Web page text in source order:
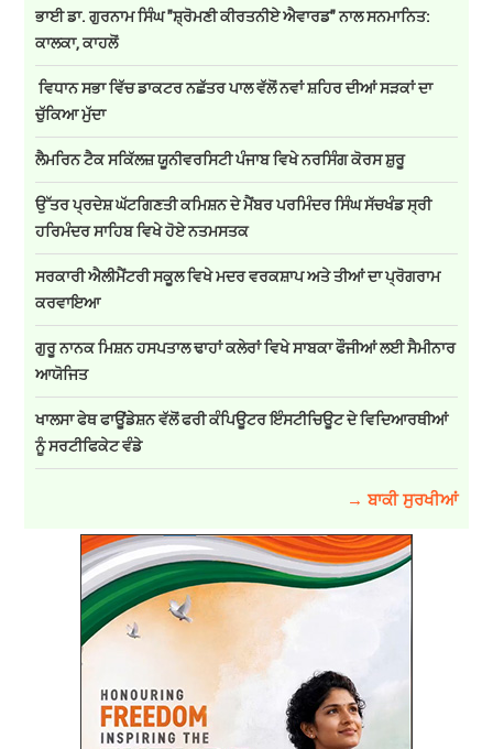
ਭਾਈ ਡਾ. ਗੁਰਨਾਮ ਸਿੰਘ "ਸ਼੍ਰੋਮਣੀ ਕੀਰਤਨੀਏ ਐਵਾਰਡ" ਨਾਲ ਸਨਮਾਨਿਤ:
ਕਾਲਕਾ, ਕਾਹਲੋਂ
ਵਿਧਾਨ ਸਭਾ ਵਿੱਚ ਡਾਕਟਰ ਨਛੱਤਰ ਪਾਲ ਵੱਲੋਂ ਨਵਾਂ ਸ਼ਹਿਰ ਦੀਆਂ ਸੜਕਾਂ ਦਾ
ਚੁੱਕਿਆ ਮੁੱਦਾ
ਲੈਮਰਿਨ ਟੈਕ ਸਕਿੱਲਜ਼ ਯੂਨੀਵਰਸਿਟੀ ਪੰਜਾਬ ਵਿਖੇ ਨਰਸਿੰਗ ਕੋਰਸ ਸ਼ੁਰੂ
ਉੱਤਰ ਪ੍ਰਦੇਸ਼ ਘੱਟਗਿਣਤੀ ਕਮਿਸ਼ਨ ਦੇ ਮੈਂਬਰ ਪਰਮਿੰਦਰ ਸਿੰਘ ਸੱਚਖੰਡ ਸ੍ਰੀ
ਹਰਿਮੰਦਰ ਸਾਹਿਬ ਵਿਖੇ ਹੋਏ ਨਤਮਸਤਕ
ਸਰਕਾਰੀ ਐਲੀਮੈਂਟਰੀ ਸਕੂਲ ਵਿਖੇ ਮਦਰ ਵਰਕਸ਼ਾਪ ਅਤੇ ਤੀਆਂ ਦਾ ਪ੍ਰੋਗਰਾਮ
ਕਰਵਾਇਆ
ਗੁਰੂ ਨਾਨਕ ਮਿਸ਼ਨ ਹਸਪਤਾਲ ਢਾਹਾਂ ਕਲੇਰਾਂ ਵਿਖੇ ਸਾਬਕਾ ਫੌਜੀਆਂ ਲਈ ਸੈਮੀਨਾਰ
ਆਯੋਜਿਤ
ਖਾਲਸਾ ਫੇਥ ਫਾਊਂਡੇਸ਼ਨ ਵੱਲੋਂ ਫਰੀ ਕੰਪਿਊਟਰ ਇੰਸਟੀਚਿਊਟ ਦੇ ਵਿਦਿਆਰਥੀਆਂ
ਨੂੰ ਸਰਟੀਫਿਕੇਟ ਵੰਡੇ
→ ਬਾਕੀ ਸੁਰਖੀਆਂ